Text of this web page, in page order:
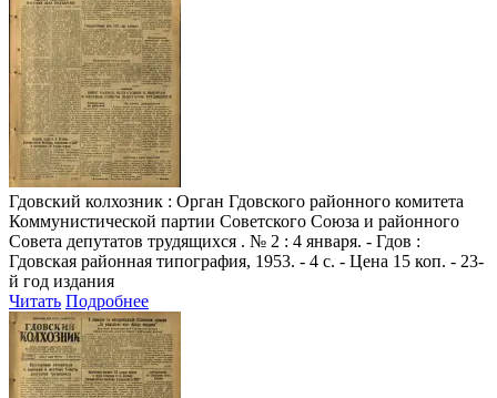
Гдовский колхозник : Орган Гдовского районного комитета
Коммунистической партии Советского Союза и районного
Совета депутатов трудящихся . № 2 : 4 января. - Гдов :
Гдовская районная типография, 1953. - 4 с. - Цена 15 коп. - 23-
й год издания
Читать Подробнее